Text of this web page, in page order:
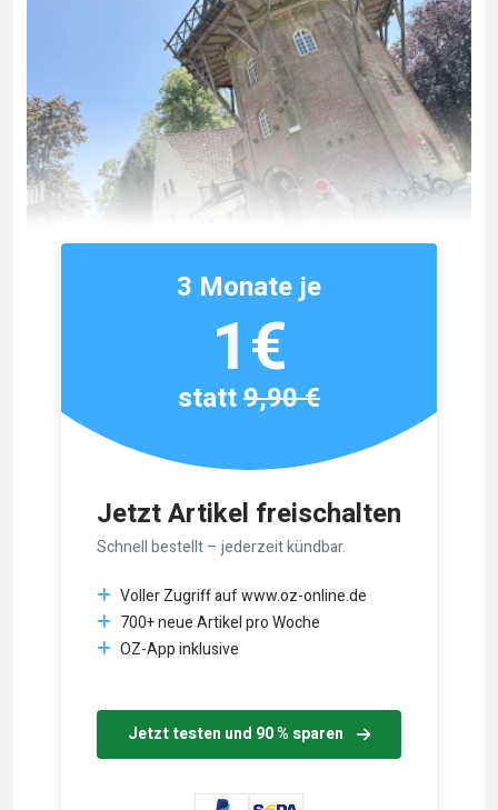
Jetzt Artikel freischalten
Schnell bestellt – jederzeit kündbar.
Voller Zugriff auf www.oz-online.de
700+ neue Artikel pro Woche
OZ-App inklusive
Jetzt testen und 90 % sparen
3 Monate je
1€
statt9,90 €